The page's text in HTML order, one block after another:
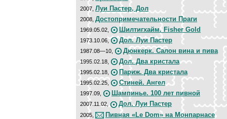
2007, Луи Пастер, Дол
2008, Достопримечательности Праги
1969.05.02, Шилтигхайм. Fisher Gold
1973.10.06, Дол. Луи Пастер
1987.08—10, Дюнкерк. Салон вина и пива
1995.02.18, Дол. Два кристала
1995.02.18, Париж. Два кристала
1995.02.25, Стиней. Ангел
1997.09, Шампинье. 100 лет пивной
2007.11.02, Дол. Луи Пастер
2005, Пивная «Le Dom» на Монпарнасе